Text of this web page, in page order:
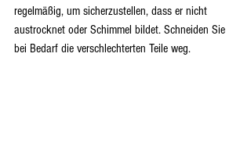
regelmäßig, um sicherzustellen, dass er nicht
austrocknet oder Schimmel bildet. Schneiden Sie
bei Bedarf die verschlechterten Teile weg.